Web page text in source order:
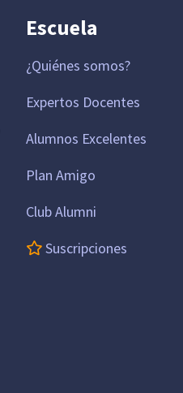
Escuela
¿Quiénes somos?
Expertos Docentes
Alumnos Excelentes
Plan Amigo
Club Alumni
Suscripciones